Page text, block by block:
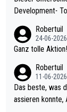
Development-
mal 40+ erst recht. Da gewinnst keinen Blumentopf - ist
h krasser wie ein Pokalspiel eines Kreisligisten vs einem Bund
Robertuil
24-06-2026
Ganz tolle Aktion!
Robertuil
11-06-2026
Das beste, was
assieren konnte,